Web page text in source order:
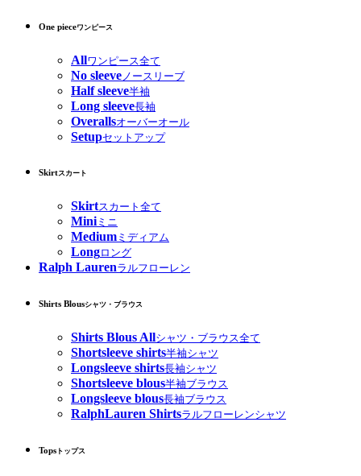
One pieceワンピース
Allワンピース全て
No sleeve ノースリーブ
Half sleeve半袖
Long sleeve長袖
Overallsオーバーオール
Setupセットアップ
Skirtスカート
Skirtスカート全て
Miniミニ
Medium ミディアム
Longロング
Ralph Laurenラルフローレン
Shirts Blousシャツ・ブラウス
Shirts Blous Allシャツ・ブラウス全て
Shortsleeve shirts半袖シャツ
Longsleeve shirts長袖シャツ
Shortsleeve blous半袖ブラウス
Longsleeve blous長袖ブラウス
RalphLauren Shirtsラルフローレンシャツ
Tops トップス